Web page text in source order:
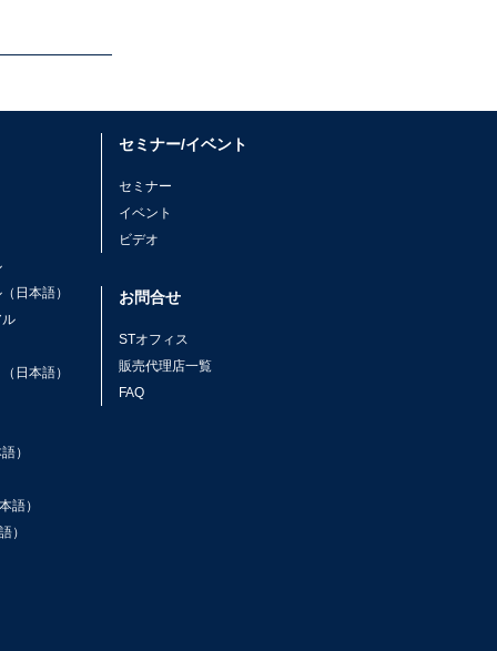
日本語）
日本語）
）
語）
）
セミナー/イベント
セミナー
イベント
ビデオ
お問合せ
STオフィス
販売代理店一覧
FAQ